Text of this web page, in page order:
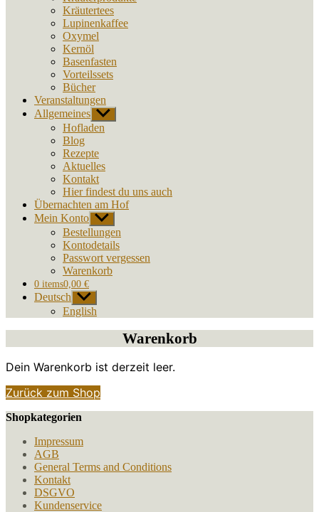
Kräutertees
Lupinenkaffee
Oxymel
Kernöl
Basenfasten
Vorteilssets
Bücher
Veranstaltungen
Allgemeines Untermenü
anzeigen
Hofladen
Blog
Rezepte
Aktuelles
Kontakt
Hier findest du uns auch
Übernachten am Hof
Mein Konto Untermenü
anzeigen
Bestellungen
Kontodetails
Passwort vergessen
Warenkorb
0 items0,00 €
Deutsch Untermenü
anzeigen
English
Warenkorb
Dein Warenkorb ist derzeit leer.
Zurück zum Shop
Shopkategorien
Impressum
AGB
General Terms and Conditions
Kontakt
DSGVO
Kundenservice